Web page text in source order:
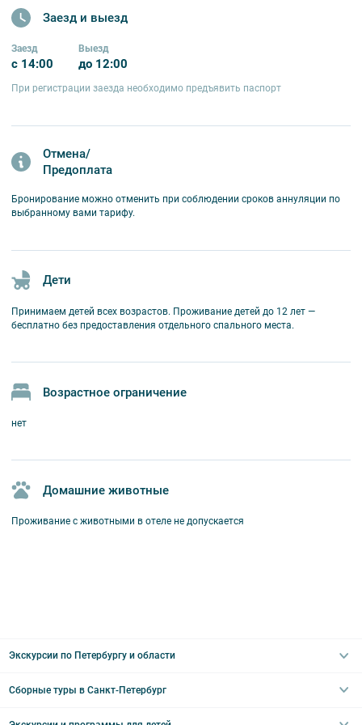
Заезд и выезд
Заезд
с 14:00
Выезд
до 12:00
При регистрации заезда необходимо предъявить паспорт
Отмена/
Предоплата
Бронирование можно отменить при соблюдении сроков аннуляции по
выбранному вами тарифу.
Дети
Принимаем детей всех возрастов. Проживание детей до 12 лет —
бесплатно без предоставления отдельного спального места.
Возрастное ограничение
нет
Домашние животные
Проживание с животными в отеле не допускается
Экскурсии по Петербургу и области
Интерьерные
Сборные туры в Санкт-Петербург